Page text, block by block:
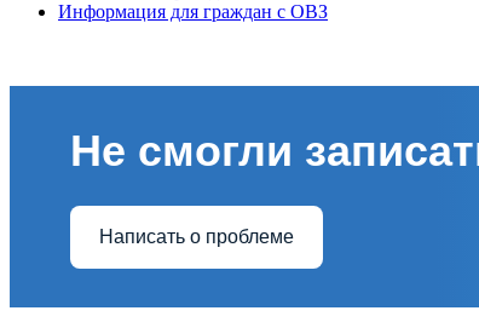
Информация для граждан с ОВЗ
Не смогли
Написать о проблеме